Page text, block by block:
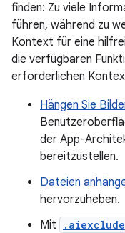
finden: Zu viele
führen, während zu
Kontext für eine
die verfügbaren
erforderlichen
Hängen Sie
der App-
bereitzustellen.
Dateien
hervorzuheben.
Mit
.aiexclude